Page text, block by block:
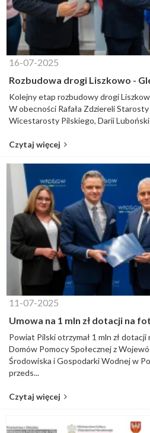
16-07-2025
Rozbudowa drogi Liszkowo -
Kolejny etap rozbudowy drogi
W obecności Rafała Zdziereli
Wicestarosty Pilskiego, Darii
Czytaj więcej
11-07-2025
Umowa na 1 mln zł dotacji na
Powiat Pilski otrzymał 1 mln zł
Domów Pomocy Społecznej z
Środowiska i Gospodarki Wodnej w
przeds...
Czytaj więcej